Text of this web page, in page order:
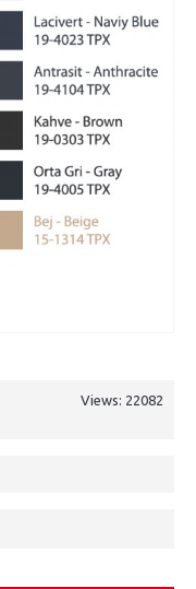
Views: 22082